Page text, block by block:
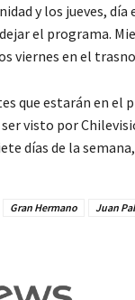
y los jueves, día
el programa.
viernes en el
que estarán en el
visto por
días de la
Gran Hermano Juan